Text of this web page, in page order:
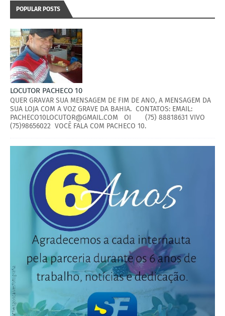
POPULAR POSTS
LOCUTOR PACHECO 10
QUER GRAVAR SUA MENSAGEM DE FIM DE ANO, A MENSAGEM DA
SUA LOJA COM A VOZ GRAVE DA BAHIA. CONTATOS: EMAIL:
PACHECO10LOCUTOR@GMAIL.COM OI (75) 88818631 VIVO
(75)98656022 VOCÊ FALA COM PACHECO 10.